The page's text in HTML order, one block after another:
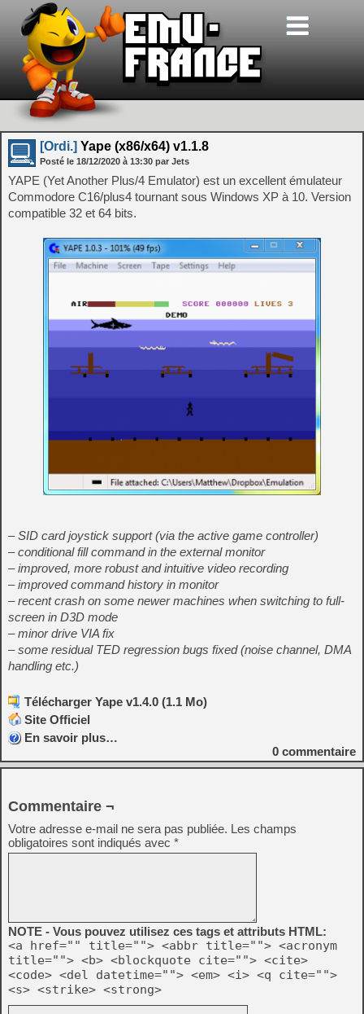
[Ordi.] Yape (x86/x64) v1.1.8
Posté le 18/12/2020 à 13:30 par Jets
YAPE (Yet Another Plus/4 Emulator) est un excellent émulateur
Commodore C16/plus4 tournant sous Windows XP à 10. Version
compatible 32 et 64 bits.
– SID card joystick support (via the active game controller)
– conditional fill command in the external monitor
– improved, more robust and intuitive video recording
– improved command history in monitor
– recent crash on some newer machines when switching to full-
screen in D3D mode
– minor drive VIA fix
– some residual TED regression bugs fixed (noise channel, DMA
handling etc.)
Télécharger Yape v1.4.0 (1.1 Mo)
Site Officiel
En savoir plus…
0 commentaire
Commentaire ¬
Votre adresse e-mail ne sera pas publiée. Les champs
obligatoires sont indiqués avec *
NOTE - Vous pouvez utilisez ces tags et attributs HTML:
<a href="" title=""> <abbr title=""> <acronym
title=""> <b> <blockquote cite=""> <cite>
<code> <del datetime=""> <em> <i> <q cite="">
<s> <strike> <strong>